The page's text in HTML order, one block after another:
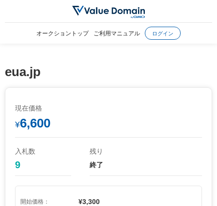
オークショントップ ご利用マニュアル ログイン
eua.jp
現在価格
¥6,600
入札数
9
残り
終了
開始価格： ¥3,300